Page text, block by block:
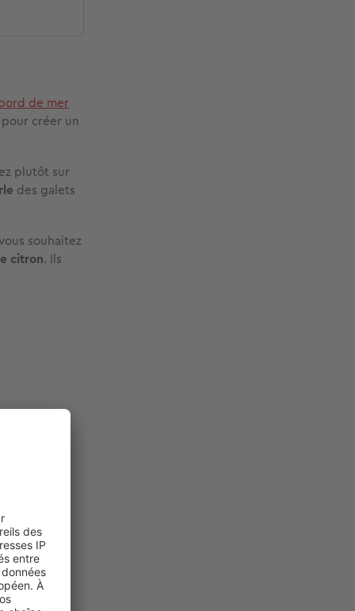
de mer
pour créer un
plutôt sur
des galets
souhaitez
citron. Ils